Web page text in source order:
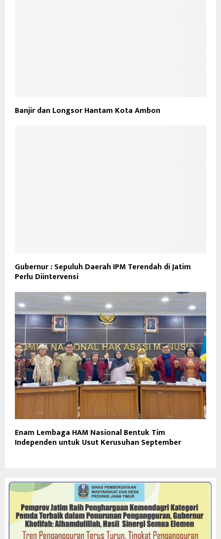
Banjir dan Longsor Hantam Kota Ambon
Gubernur : Sepuluh Daerah IPM Terendah di Jatim
Perlu Diintervensi
Enam Lembaga HAM Nasional Bentuk Tim
Independen untuk Usut Kerusuhan September